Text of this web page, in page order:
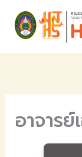
content
อาจาร